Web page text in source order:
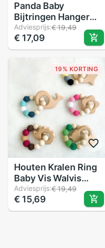
Panda Baby
Bijtringen Hanger
Ketting Accessoire
Bpa Gratis Silicone
Chew Speelgoed
Adviesprijs:€ 19,49
€ 17,09
19% KORTING
Houten Kralen Ring
Baby Vis Walvis
Bloem Bijtring
Veiligheid Kauwen
Ketting Armband
Adviesprijs:€ 19,49
€ 15,69